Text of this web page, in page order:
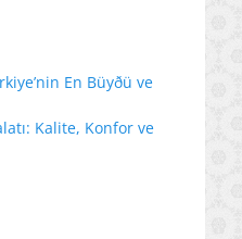
En Büyðü ve
Kalite, Konfor ve